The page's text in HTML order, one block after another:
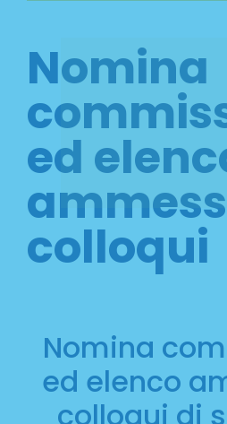
Nomina
ed
colloqui
Nomina
ed elenco
colloqui di